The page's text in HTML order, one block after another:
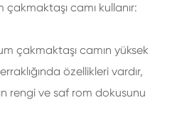
camı kullanır:
çakmaktaşı camın yüksek
özellikleri vardır,
rengi ve saf rom dokusunu